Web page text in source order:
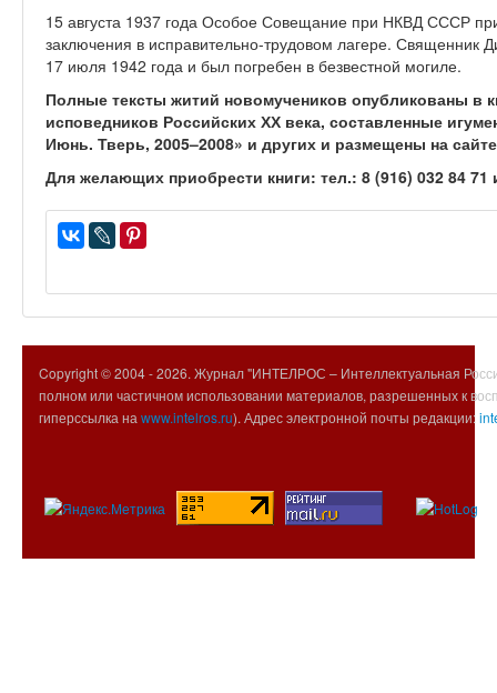
15 августа 1937 года Особое Совещание при НКВД СССР
заключения в исправительно-трудовом лагере. Священник
17 июля 1942 года и был погребен в безвестной могиле.
Полные тексты житий новомучеников опубликованы в
исповедников Российских ХХ века, составленные
Июнь. Тверь, 2005–2008» и других и размещены на
Для желающих приобрести книги: тел.: 8 (916) 032 84
Copyright © 2004 -2026. Журнал "ИНТЕЛРОС – Интеллектуальная
полном или частичном использовании материалов, разрешенных к
гиперссылка на www.intelros.ru). Адрес электронной почты редакции: